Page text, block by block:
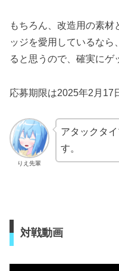
もちろん、改造用の素
ッジを愛用しているなら
ると思うので、確実にゲ
応募期限は2025年2月17
りえ先輩
アタックタ
す。
対戦動画